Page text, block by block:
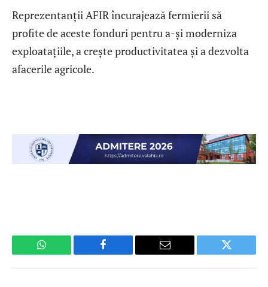
Reprezentanții AFIR încurajează fermierii să
profite de aceste fonduri pentru a-și moderniza
exploatațiile, a crește productivitatea și a dezvolta
afacerile agricole.
WhatsApp Facebook Email Twitter